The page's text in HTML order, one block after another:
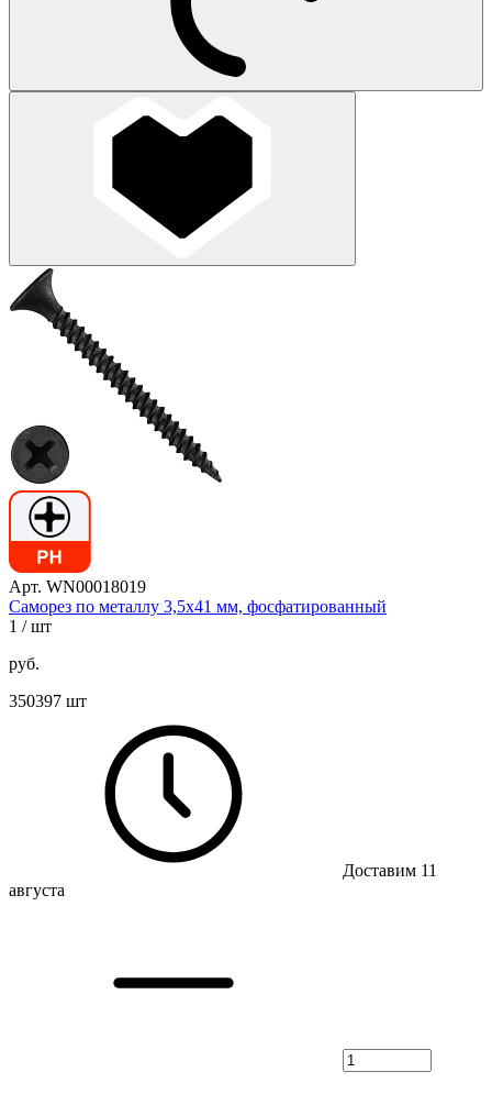
Арт. WN00018019
Саморез по металлу 3,5х41 мм, фосфатированный
1 / шт
руб.
350397 шт
Доставим 11
августа